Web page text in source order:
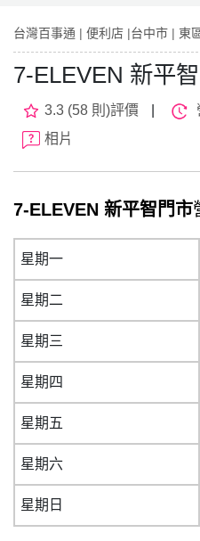
台灣百事通 | 便利店 |台中市 | 東
7-ELEVEN 新平
3.3 (58 則)評價
相片
7-ELEVEN 新平智門市
星期一
星期二
星期三
星期四
星期五
星期六
星期日